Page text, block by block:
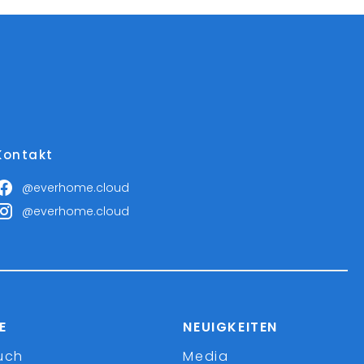
@everhome.cloud
@everhome.cloud
NEUIGKEITEN
Media